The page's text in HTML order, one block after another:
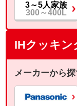
3～5人家族
300～400L
IHクッキ
メーカーから